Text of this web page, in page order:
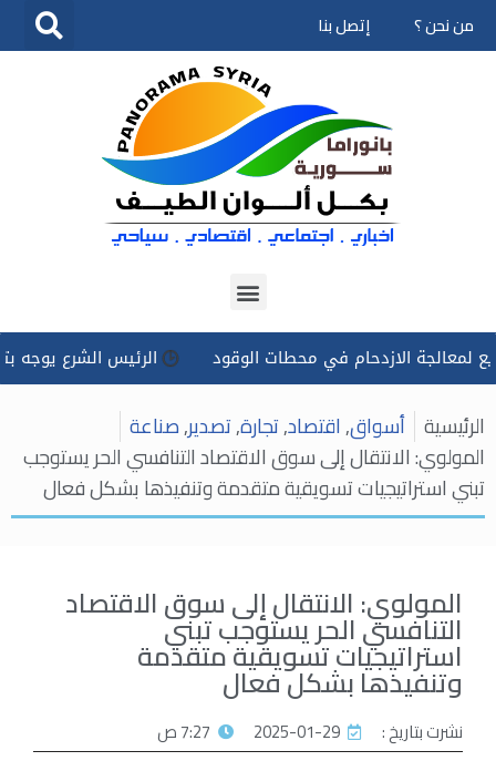
تخطى
من نحن ؟ إتصل بنا
الازدحام في محطات الوقود الرئيس الشرع يوجه بتسخير
الرئيسية أسواق,اقتصاد,تجارة,تصدير,صناعة
المولوي: الانتقال إلى سوق الاقتصاد التنافسي الحر يستوجب
تبني استراتيجيات تسويقية متقدمة وتنفيذها بشكل فعال
المولوي: الانتقال إلى سوق الاقتصاد
التنافسي الحر يستوجب تبني
استراتيجيات تسويقية متقدمة
وتنفيذها بشكل فعال
نشرت بتاريخ : 2025-01-29 7:27 ص